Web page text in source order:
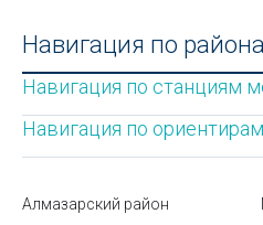
охлаждения водным
микроклимат
Бизнес в Узбекистане
Навигация по
Навигация по станциям
Навигация по ориентирам
Алмазарский район